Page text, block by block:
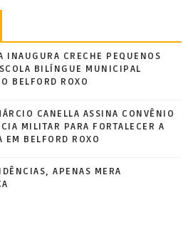
INAUGURA CRECHE PEQUENOS
BILÍNGUE MUNICIPAL
BELFORD ROXO
CANELLA ASSINA CONVÊNIO
MILITAR PARA FORTALECER A
EM BELFORD ROXO
APENAS MERA